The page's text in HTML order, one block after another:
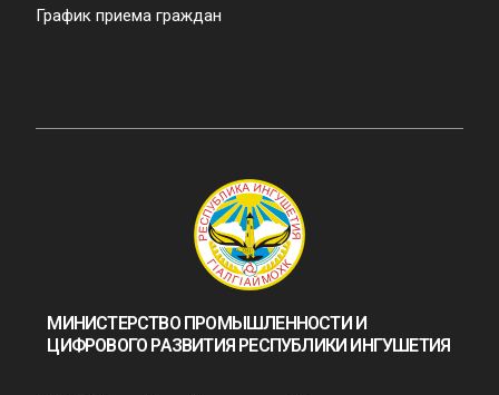
График приема граждан
МИНИСТЕРСТВО ПРОМЫШЛЕННОСТИ И
ЦИФРОВОГО РАЗВИТИЯ РЕСПУБЛИКИ ИНГУШЕТИЯ